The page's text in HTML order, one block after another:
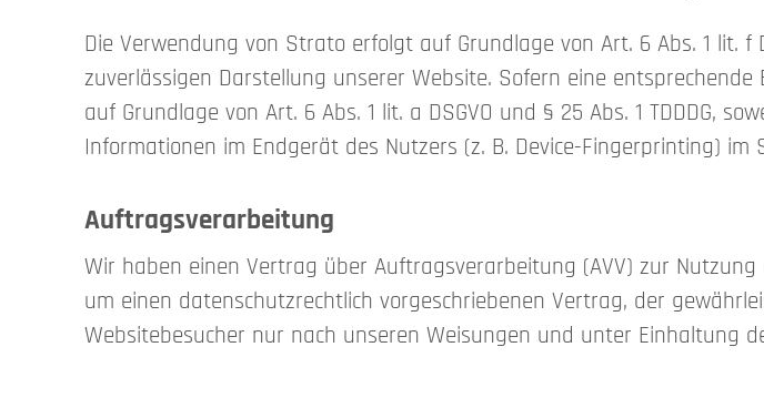
Die Verwendung von Strato erfolgt auf Grundlage von Art. 6 Abs. 1 lit.
zuverlässigen Darstellung unserer Website. Sofern eine
auf Grundlage von Art. 6 Abs. 1 lit. a DSGVO und § 25 Abs. 1 TDDDG,
Informationen im Endgerät des Nutzers (z. B. Device-Fingerprinting)
Auftragsverarbeitung
Wir haben einen Vertrag über Auftragsverarbeitung (AVV) zur
um einen datenschutzrechtlich vorgeschriebenen Vertrag, der
Websitebesucher nur nach unseren Weisungen und unter Einhaltung